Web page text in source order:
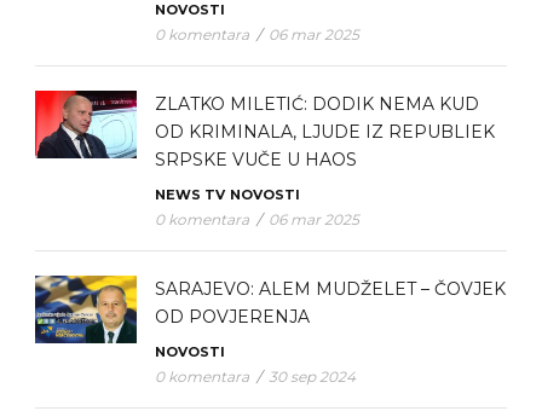
NOVOSTI
0 komentara / 06 mar 2025
ZLATKO MILETIĆ: DODIK NEMA KUD
OD KRIMINALA, LJUDE IZ REPUBLIEK
SRPSKE VUČE U HAOS
NEWS TV NOVOSTI
0 komentara / 06 mar 2025
SARAJEVO: ALEM MUDŽELET – ČOVJEK
OD POVJERENJA
NOVOSTI
0 komentara / 30 sep 2024